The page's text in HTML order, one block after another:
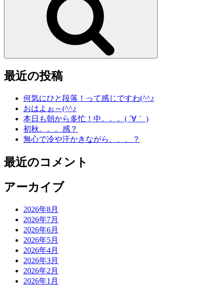
最近の投稿
何気にひと段落！って感じですわ(^^♪
おはよぉ～(^^♪
本日も朝から多忙！中。。。( ´∀｀ )
初秋。。。感？
無心で冷や汗かきながら、、、？
最近のコメント
アーカイブ
2026年8月
2026年7月
2026年6月
2026年5月
2026年4月
2026年3月
2026年2月
2026年1月